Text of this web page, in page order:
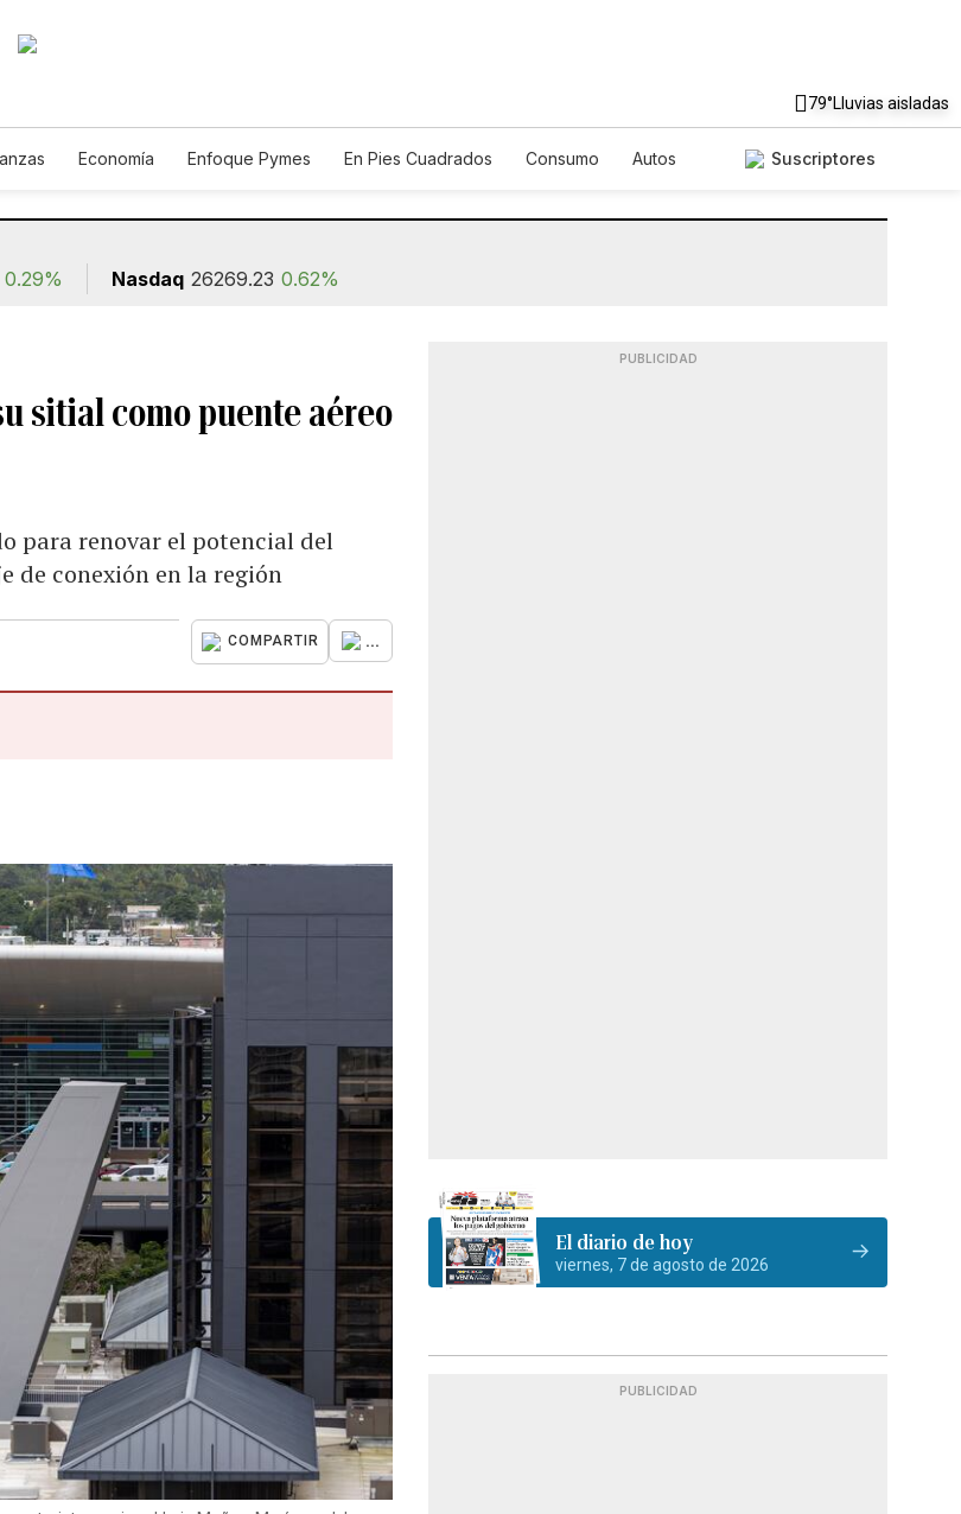
79°Lluvias aisladas
Economía Enfoque Pymes En Pies Cuadrados Consumo
Autos
Suscriptores
0.29% Nasdaq 26269.23 0.62%
sitial como puente aéreo
para renovar el potencial del
de conexión en la región
COMPARTIR ...
PUBLICIDAD
El diario de hoy
viernes, 7 de agosto de 2026
PUBLICIDAD